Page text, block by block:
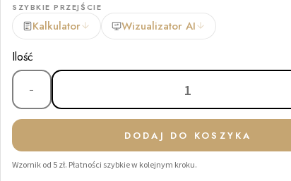
SZYBKIE PRZEJŚCIE
Kalkulator Wizualizator AI
Ilość
− 1
DODAJ DO KOSZYKA
Wzornik od 5 zł. Płatności szybkie w kolejnym kroku.